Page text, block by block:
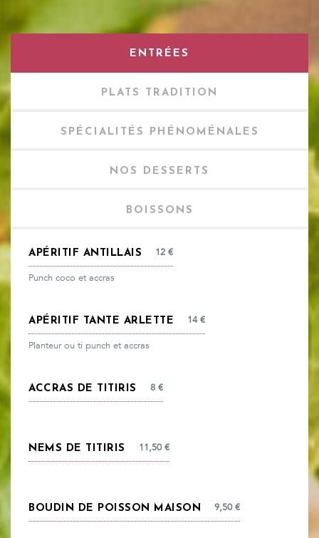
ENTRÉES
PLATS TRADITION
SPÉCIALITÉS PHÉNOMÉNALES
NOS DESSERTS
BOISSONS
APÉRITIF ANTILLAIS 12 €
Punch coco et accras
APÉRITIF TANTE ARLETTE 14€
Planteur ou ti punch et accras
ACCRAS DE TITIRIS 8€
NEMS DE TITIRIS 11,50€
BOUDIN DE POISSON MAISON 9,50€